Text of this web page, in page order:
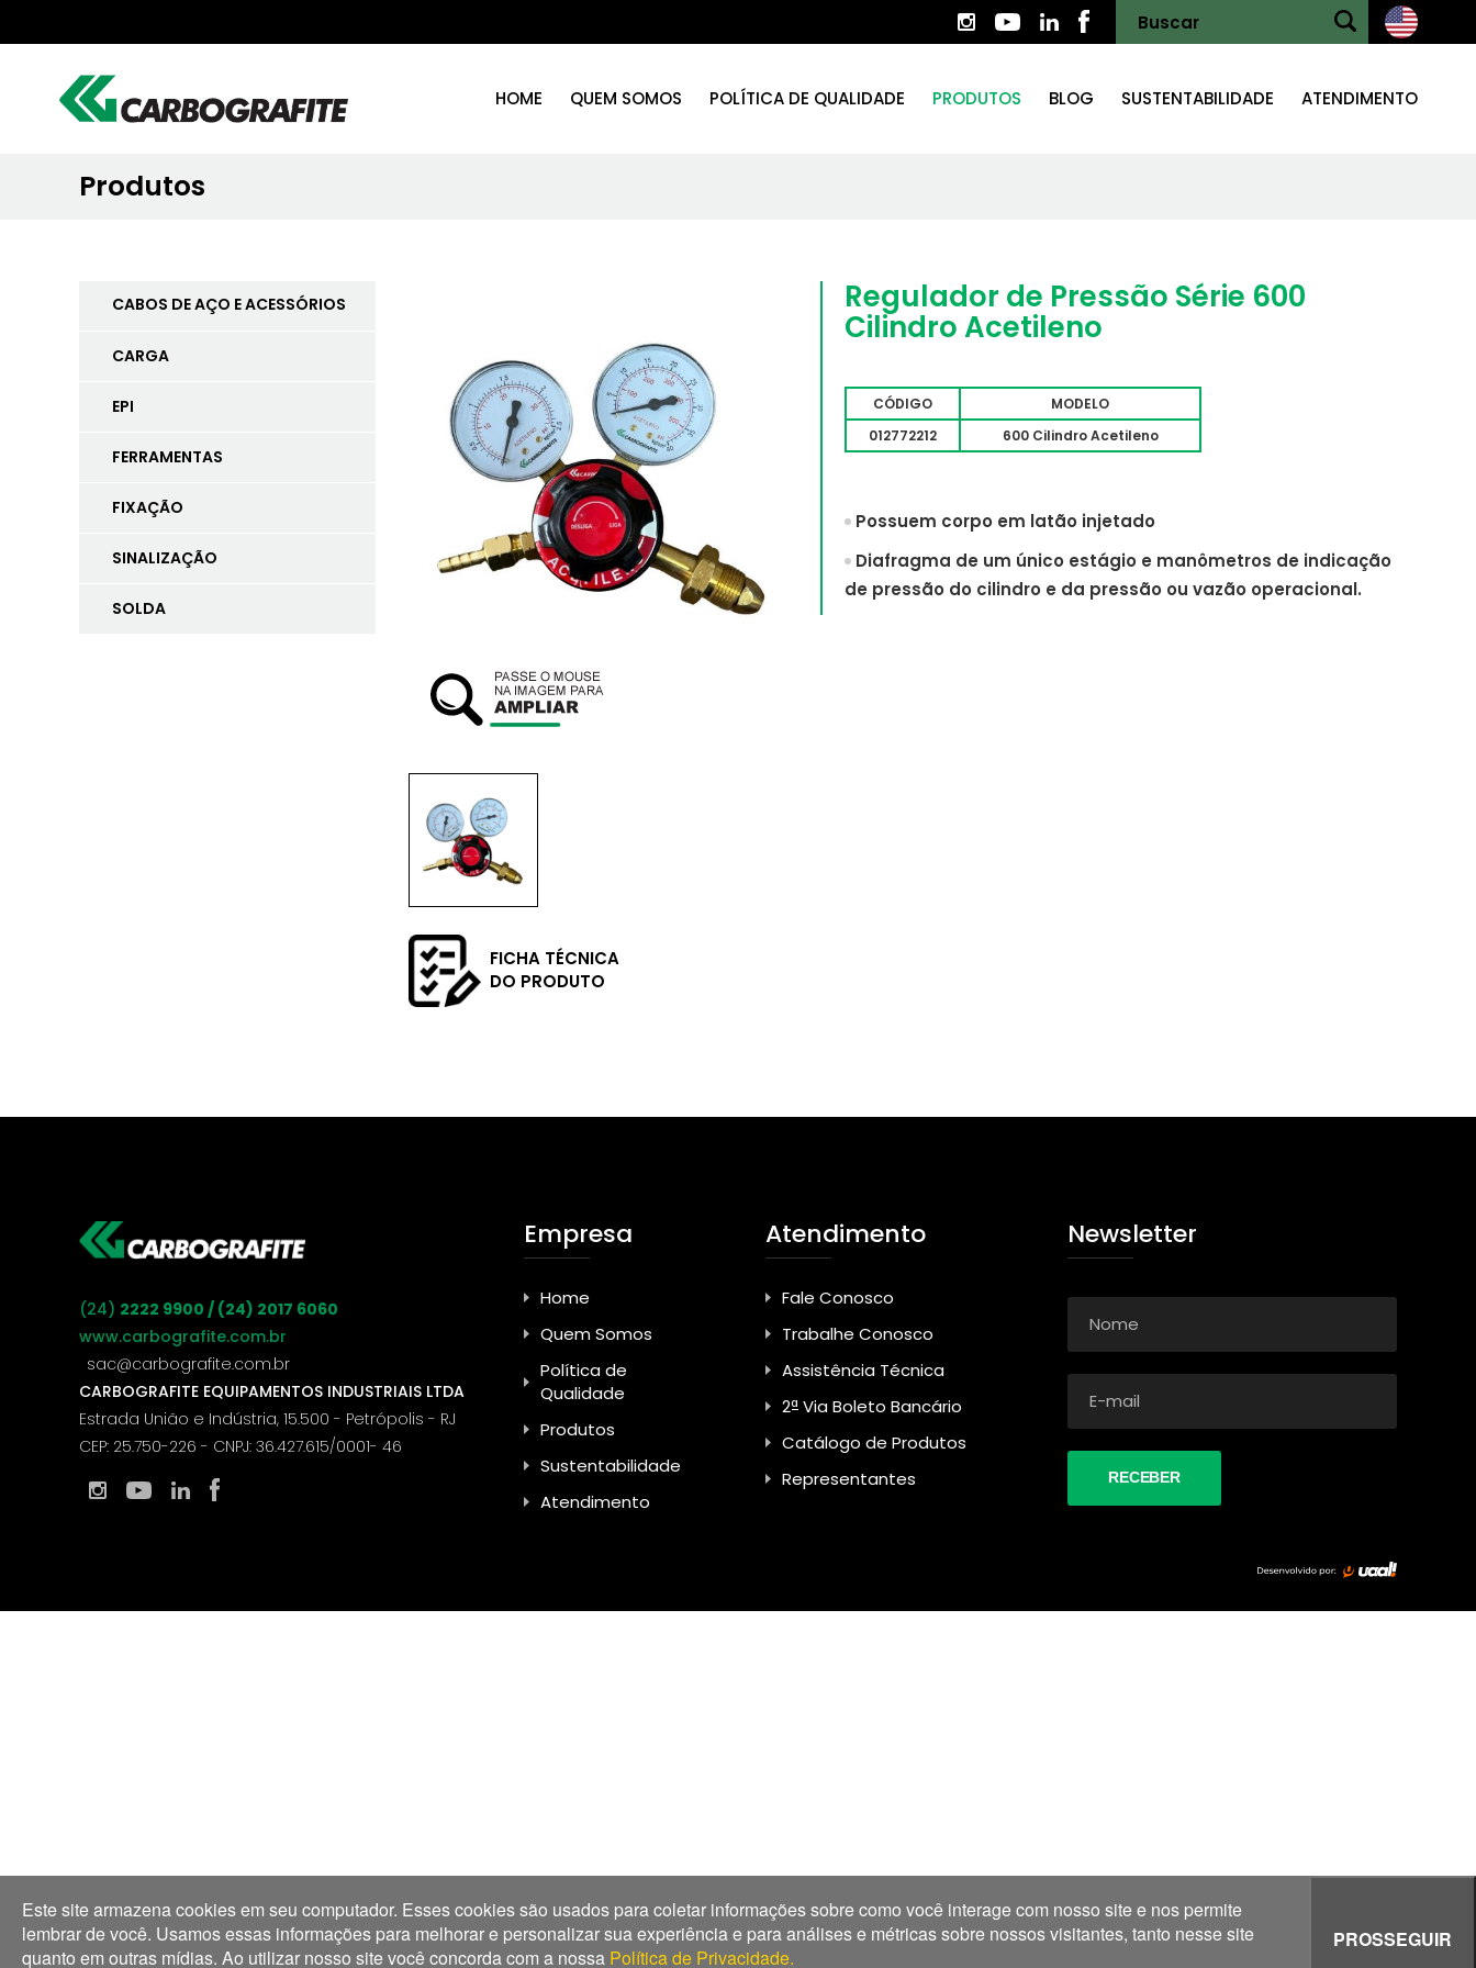
HOME QUEM SOMOS POLÍTICA DE QUALIDADE PRODUTOS BLOG SUSTENTABILIDADE ATENDIMENTO
Produtos
CABOS DE AÇO E ACESSÓRIOS
CARGA
EPI
FERRAMENTAS
FIXAÇÃO
SINALIZAÇÃO
SOLDA
Regulador de Pressão Série 600
Cilindro Acetileno
CÓDIGO
MODELO
012772212
600 Cilindro Acetileno
Possuem corpo em latão injetado
Diafragma de um único estágio e manômetros de indicação
de pressão do cilindro e da pressão ou vazão operacional.
FICHA TÉCNICA
DO PRODUTO
Este site armazena cookies em seu computador. Esses cookies são usados para coletar informações sobre como você interage com nosso site e nos permite
lembrar de você. Usamos essas informações para melhorar e personalizar sua experiência e para análises e métricas sobre nossos visitantes, tanto nesse site
quanto em outras mídias. Ao utilizar nosso site você concorda com a nossa Política de Privacidade.
PROSSEGUIR
(24) 2222 9900 / (24) 2017 6060
www.carbografite.com.br
sac@carbografite.com.br
CARBOGRAFITE EQUIPAMENTOS INDUSTRIAIS LTDA
Estrada União e Indústria, 15.500 - Petrópolis - RJ
CEP: 25.750-226 - CNPJ: 36.427.615/0001- 46
Empresa
Home
Quem Somos
Política de
Qualidade
Produtos
Sustentabilidade
Atendimento
Atendimento
Fale Conosco
Trabalhe Conosco
Assistência Técnica
2ª Via Boleto Bancário
Catálogo de Produtos
Representantes
Newsletter